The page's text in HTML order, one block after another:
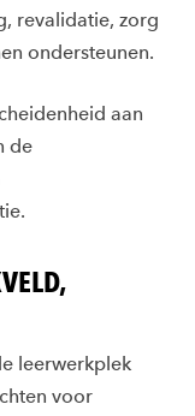
revalidatie, zorg
ondersteunen.
aan
de
leerwerkplek
voor